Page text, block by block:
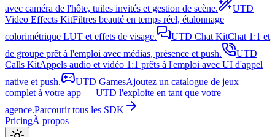
avec caméra de l'hôte, tuiles invités et gestion de scène.
UTD
Video Effects KitFiltres beauté en temps réel, étalonnage
colorimétrique LUT et effets de visage.
UTD Chat KitChat 1:1 et
de groupe prêt à l'emploi avec médias, présence et push.
UTD
Calls KitAppels audio et vidéo 1:1 prêts à l'emploi avec UI d'appel
native et push.
UTD GamesAjoutez un catalogue de jeux
complet à votre app — UTD l'exploite en tant que votre
agence.Parcourir tous les SDK
PricingÀ propos